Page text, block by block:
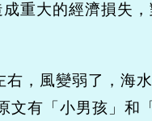
重大的經濟損失
，風變弱了，海
有「小男孩」和